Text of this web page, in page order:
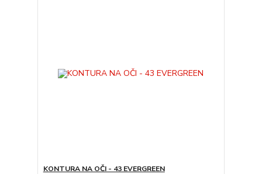
KONTURA NA OČI - 43 EVERGREEN